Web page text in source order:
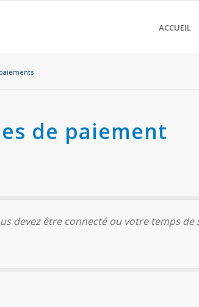
ACCUEIL
de paiement
devez être connecté ou votre temps de